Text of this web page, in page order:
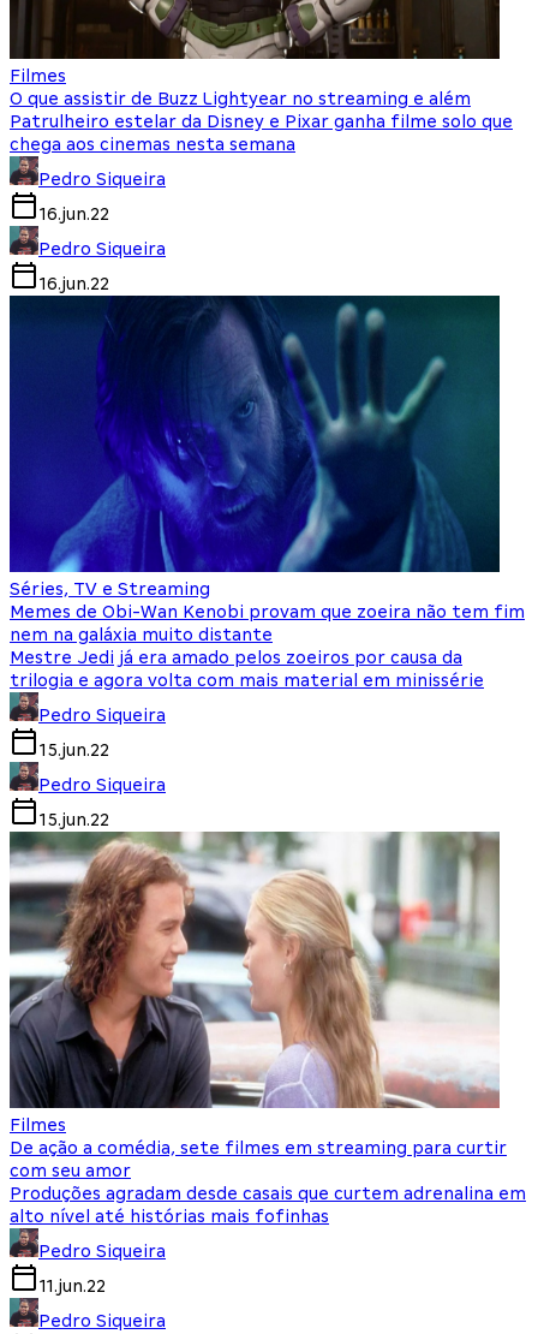
Filmes
O que assistir de Buzz Lightyear no streaming e além
Patrulheiro estelar da Disney e Pixar ganha filme solo que
chega aos cinemas nesta semana
Pedro Siqueira
16.jun.22
Pedro Siqueira
16.jun.22
Séries, TV e Streaming
Memes de Obi-Wan Kenobi provam que zoeira não tem fim
nem na galáxia muito distante
Mestre Jedi já era amado pelos zoeiros por causa da
trilogia e agora volta com mais material em minissérie
Pedro Siqueira
15.jun.22
Pedro Siqueira
15.jun.22
Filmes
De ação a comédia, sete filmes em streaming para curtir
com seu amor
Produções agradam desde casais que curtem adrenalina em
alto nível até histórias mais fofinhas
Pedro Siqueira
11.jun.22
Pedro Siqueira